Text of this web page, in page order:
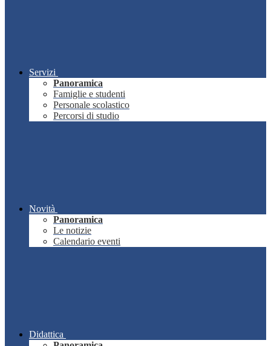
Servizi
Panoramica
Famiglie e studenti
Personale scolastico
Percorsi di studio
Novità
Panoramica
Le notizie
Calendario eventi
Didattica